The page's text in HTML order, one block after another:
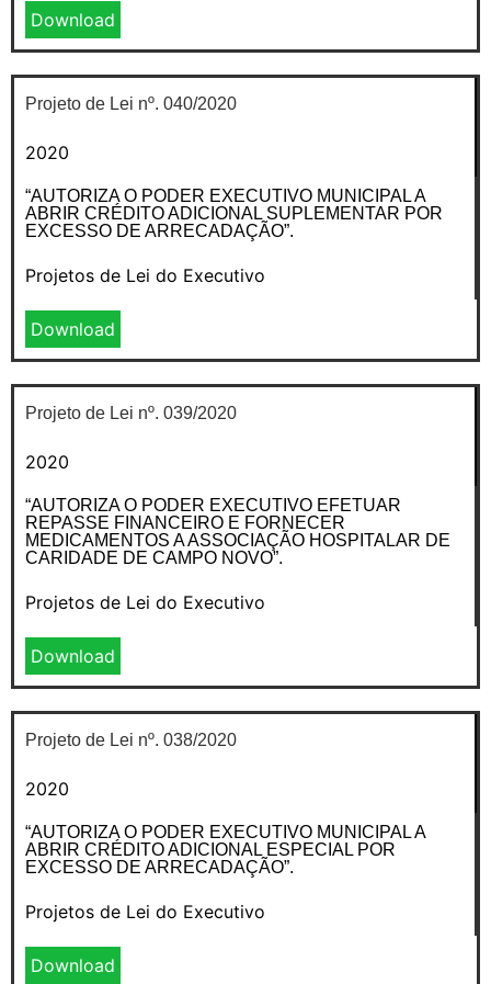
Download
Projeto de Lei nº. 040/2020
2020
“AUTORIZA O PODER EXECUTIVO MUNICIPAL A
ABRIR CRÉDITO ADICIONAL SUPLEMENTAR POR
EXCESSO DE ARRECADAÇÃO”.
Projetos de Lei do Executivo
Download
Projeto de Lei nº. 039/2020
2020
“AUTORIZA O PODER EXECUTIVO EFETUAR
REPASSE FINANCEIRO E FORNECER
MEDICAMENTOS A ASSOCIAÇÃO HOSPITALAR DE
CARIDADE DE CAMPO NOVO”.
Projetos de Lei do Executivo
Download
Projeto de Lei nº. 038/2020
2020
“AUTORIZA O PODER EXECUTIVO MUNICIPAL A
ABRIR CRÉDITO ADICIONAL ESPECIAL POR
EXCESSO DE ARRECADAÇÃO”.
Projetos de Lei do Executivo
Download